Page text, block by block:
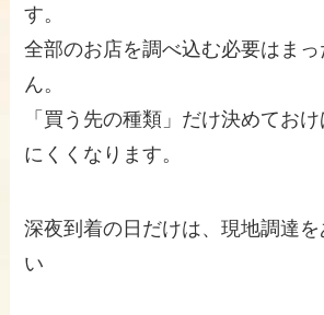
す。
全部のお店を調べ込む必要はま
ん。
「買う先の種類」だけ決めてお
にくくなります。
深夜到着の日だけは、現地調達
い